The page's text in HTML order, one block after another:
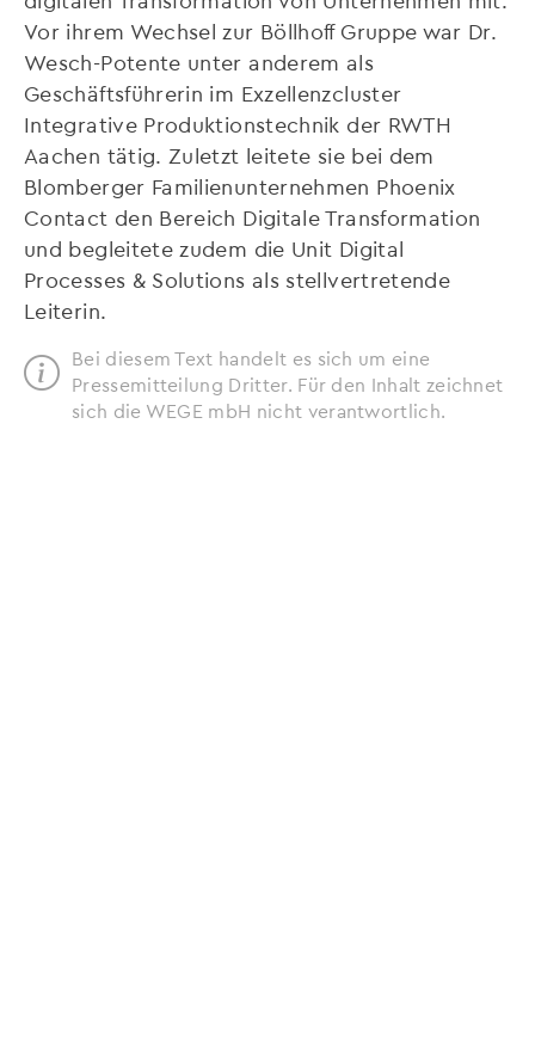
Vor ihrem Wechsel zur Böllhoff Gruppe war Dr.
Wesch-Potente unter anderem als
Geschäftsführerin im Exzellenzcluster
Integrative Produktionstechnik der RWTH
Aachen tätig. Zuletzt leitete sie bei dem
Blomberger Familienunternehmen Phoenix
Contact den Bereich Digitale Transformation
und begleitete zudem die Unit Digital
Processes & Solutions als stellvertretende
Leiterin.
Bei diesem Text handelt es sich um eine
Pressemitteilung Dritter. Für den Inhalt zeichnet
sich die WEGE mbH nicht verantwortlich.